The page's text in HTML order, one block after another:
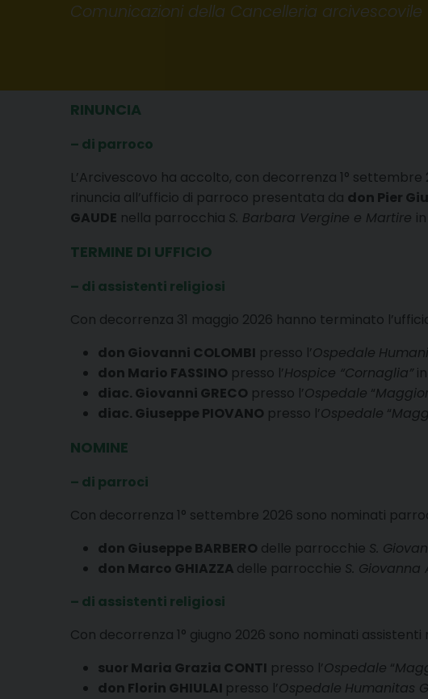
Comunicazioni della Cancelleria arcivescovile
RINUNCIA
– di parroco
L’Arcivescovo ha accolto, con decorrenza 1° settembre
rinuncia all’ufficio di parroco presentata da don Pier
GAUDE nella parrocchia S. Barbara Vergine e Martire
TERMINE DI UFFICIO
– di assistenti religiosi
Con decorrenza 31 maggio 2026 hanno terminato
don Giovanni COLOMBI presso l’Ospedale
don Mario FASSINO presso l’Hospice “Cornaglia”
diac. Giovanni GRECO presso l’Ospedale “
diac. Giuseppe PIOVANO presso l’Ospedale “
NOMINE
– di parroci
Con decorrenza 1° settembre 2026 sono nominati
don Giuseppe BARBERO delle parrocchie S.
don Marco GHIAZZA delle parrocchie S.
– di assistenti religiosi
Con decorrenza 1° giugno 2026 sono nominati assistenti
suor Maria Grazia CONTI presso l’Ospedale “
don Florin GHIULAI presso l’Ospedale Humanitas